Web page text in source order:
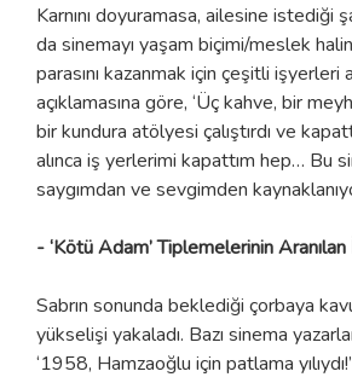
Karnını doyuramasa, ailesine istediği
da sinemayı yaşam biçimi/meslek
parasını kazanmak için çeşitli işyerleri
açıklamasına göre, ‘Üç kahve, bir
bir kundura atölyesi çalıştırdı ve
alınca iş yerlerimi kapattım hep… Bu
saygımdan ve sevgimden
- ‘Kötü Adam’ Tiplemelerinin
Sabrın sonunda beklediği çorbaya
yükselişi yakaladı. Bazı sinema
‘1958, Hamzaoğlu için patlama yılıydı!’